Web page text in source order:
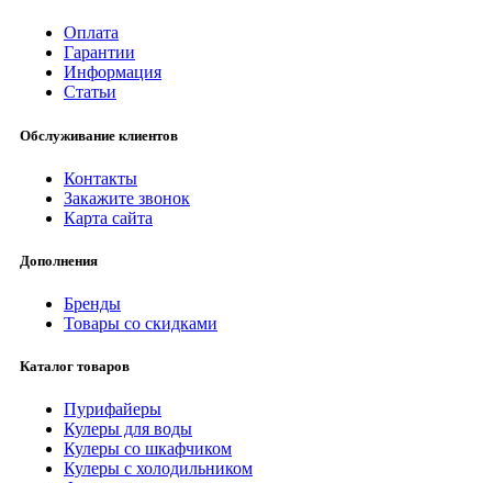
Оплата
Гарантии
Информация
Статьи
Обслуживание клиентов
Контакты
Закажите звонок
Карта сайта
Дополнения
Бренды
Товары со скидками
Каталог товаров
Пурифайеры
Кулеры для воды
Кулеры со шкафчиком
Кулеры с холодильником